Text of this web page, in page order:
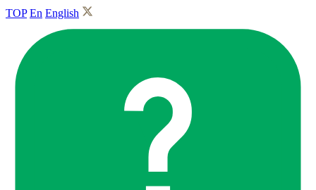
TOP En English